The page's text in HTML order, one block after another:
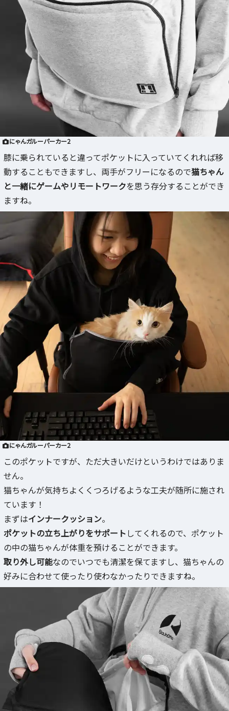
にゃんガルーパーカー2
膝に乗られていると違ってポケットに入っていてくれれば移
動することもできますし、両手がフリーになるので猫ちゃん
と一緒にゲームやリモートワークを思う存分することができ
ますね。
にゃんガルーパーカー2
このポケットですが、ただ大きいだけというわけではありま
せん。
猫ちゃんが気持ちよくくつろげるような工夫が随所に施され
ています！
まずはインナークッション。
ポケットの立ち上がりをサポートしてくれるので、ポケット
の中の猫ちゃんが体重を預けることができます。
取り外し可能なのでいつでも清潔を保てますし、猫ちゃんの
好みに合わせて使ったり使わなかったりできますね。